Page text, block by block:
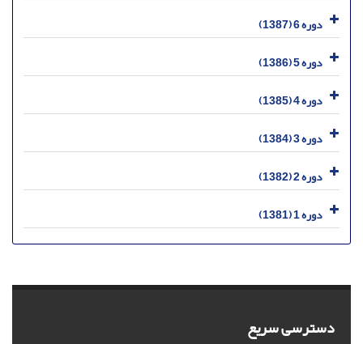
دوره 6 (1387)
دوره 5 (1386)
دوره 4 (1385)
دوره 3 (1384)
دوره 2 (1382)
دوره 1 (1381)
دسترسی سریع